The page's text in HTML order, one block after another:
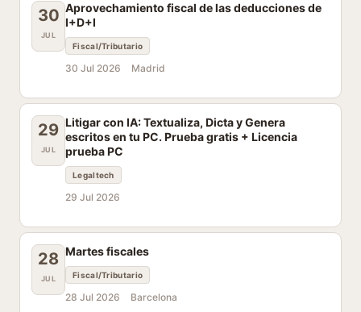
30
JUL
Aprovechamiento fiscal de las deducciones de
I+D+I
Fiscal/Tributario
30 Jul 2026 Madrid
29
JUL
Litigar con IA: Textualiza, Dicta y Genera
escritos en tu PC. Prueba gratis + Licencia
prueba PC
Legaltech
29 Jul 2026
28
JUL
Martes fiscales
Fiscal/Tributario
28 Jul 2026 Barcelona